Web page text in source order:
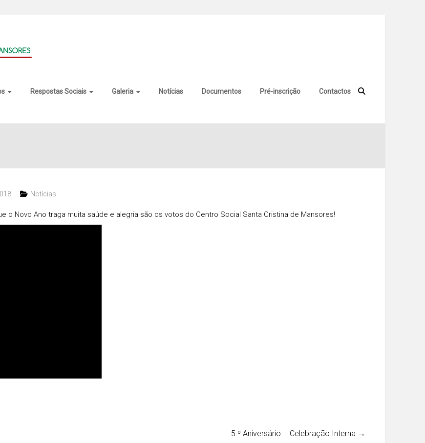
Respostas Sociais Galeria Notícias Documentos Pré-inscrição Contactos
Notícias
o Novo Ano traga muita saúde e alegria são os votos do Centro Social Santa Cristina de Mansores!
5.º Aniversário – Celebração Interna →